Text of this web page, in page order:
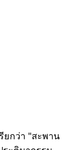
ยกว่า "สะพาน